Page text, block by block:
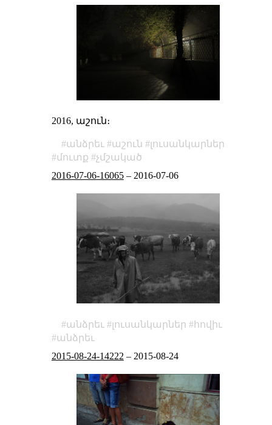
2016, աշուն։
անձրեւ աշուն
լուսանկարներ
մուտք
չմշակած
2016-07-06-16065– 2016-07-06
անձրեւ լուսանկարներ
հովիւ
անձրեւ
2015-08-24-14222 – 2015-08-24